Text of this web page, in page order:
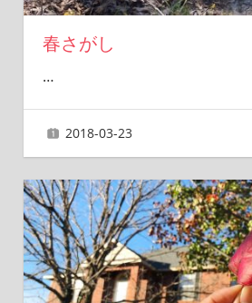
春さがし
…
2018-03-23